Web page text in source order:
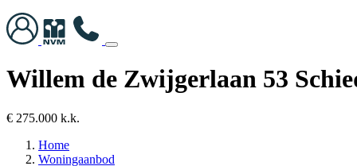
Willem de Zwijgerlaan 53
€ 275.000 k.k.
Home
Woningaanbod